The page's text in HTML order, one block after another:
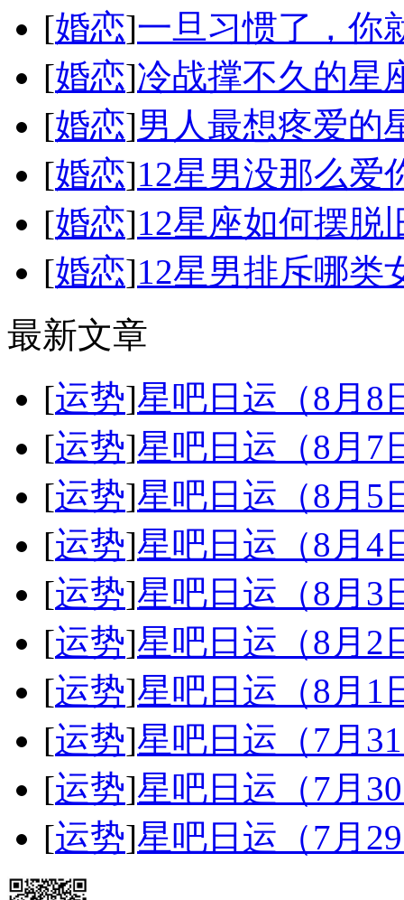
[婚恋]一旦习惯了，你
[婚恋]冷战撑不久的星
[婚恋]男人最想疼爱的
[婚恋]12星男没那么爱
[婚恋]12星座如何摆脱
[婚恋]12星男排斥哪类
最新文章
[运势]星吧日运（8月8
[运势]星吧日运（8月7
[运势]星吧日运（8月5
[运势]星吧日运（8月4
[运势]星吧日运（8月3
[运势]星吧日运（8月2
[运势]星吧日运（8月1
[运势]星吧日运（7月
[运势]星吧日运（7月
[运势]星吧日运（7月